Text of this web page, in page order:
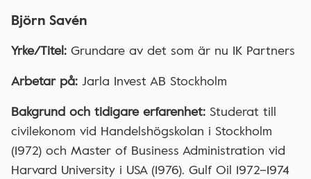
Björn Savén
Yrke/Titel: Grundare av det som är nu IK Partners
Arbetar på: Jarla Invest AB Stockholm
Bakgrund och tidigare erfarenhet: Studerat till
civilekonom vid Handelshögskolan i Stockholm
(1972) och Master of Business Administration vid
Harvard University i USA (1976). Gulf Oil 1972–1974